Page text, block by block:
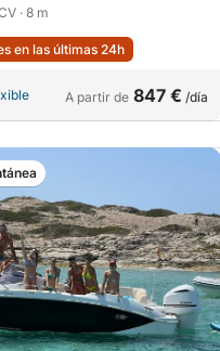
· 8 m
en las últimas 24h
A partir de 847 € /día